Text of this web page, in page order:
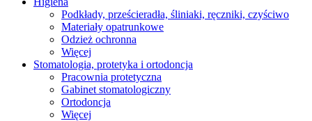
Podkłady, prześcieradła, śliniaki, ręczniki, czyściwo
Materiały opatrunkowe
Odzież ochronna
Więcej
Stomatologia, protetyka i ortodoncja
Pracownia protetyczna
Gabinet stomatologiczny
Ortodoncja
Więcej